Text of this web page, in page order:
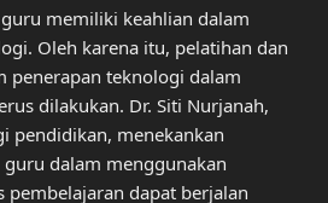
memiliki keahlian dalam
Oleh karena itu, pelatihan dan
penerapan teknologi dalam
dilakukan. Dr. Siti Nurjanah,
pendidikan, menekankan
dalam menggunakan
pembelajaran dapat berjalan